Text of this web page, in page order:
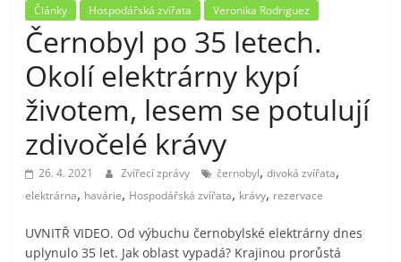
Články Hospodářská zvířata Veronika Rodriguez
Černobyl po 35 letech.
Okolí elektrárny kypí
životem, lesem se potulují
zdivočelé krávy
26. 4. 2021 Zvířecí zprávy černobyl,divoká zvířata,
elektrárna, havárie, Hospodářská zvířata, krávy, rezervace
UVNITŘ VIDEO. Od výbuchu černobylské elektrárny dnes
uplynulo 35 let. Jak oblast vypadá? Krajinou prorůstá